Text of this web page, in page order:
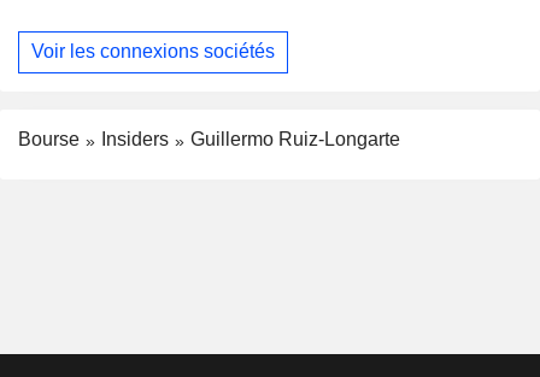
Voir les connexions sociétés
Bourse Insiders Guillermo Ruiz-Longarte